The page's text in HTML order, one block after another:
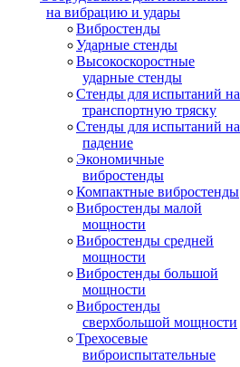
на вибрацию и удары
Вибростенды
Ударные стенды
Высокоскоростные
ударные стенды
Стенды для испытаний на
транспортную тряску
Стенды для испытаний на
падение
Экономичные
вибростенды
Компактные вибростенды
Вибростенды малой
мощности
Вибростенды средней
мощности
Вибростенды большой
мощности
Вибростенды
сверхбольшой мощности
Трехосевые
виброиспытательные